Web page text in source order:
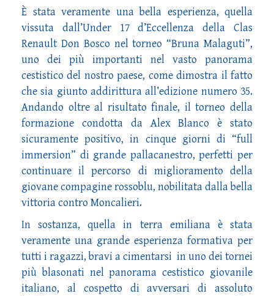
È stata veramente una bella esperienza, quella
vissuta dall’Under 17 d’Eccellenza della Clas
Renault Don Bosco nel torneo “Bruna Malaguti”,
uno dei più importanti nel vasto panorama
cestistico del nostro paese, come dimostra il fatto
che sia giunto addirittura all’edizione numero 35.
Andando oltre al risultato finale, il torneo della
formazione condotta da Alex Blanco è stato
sicuramente positivo, in cinque giorni di “full
immersion” di grande pallacanestro, perfetti per
continuare il percorso di miglioramento della
giovane compagine rossoblu, nobilitata dalla bella
vittoria contro Moncalieri.
In sostanza, quella in terra emiliana è stata
veramente una grande esperienza formativa per
tutti i ragazzi, bravi a cimentarsi in uno dei tornei
più blasonati nel panorama cestistico giovanile
italiano, al cospetto di avversari di assoluto